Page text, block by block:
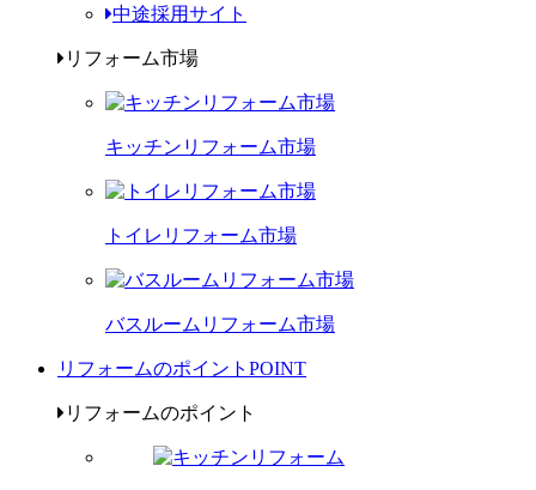
中途採用サイト
リフォーム市場
キッチンリフォーム市場
トイレリフォーム市場
バスルームリフォーム市場
リフォームのポイント POINT
リフォームのポイント